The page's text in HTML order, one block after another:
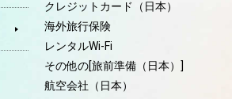
クレジットカード（日本）
海外旅行保険
レンタルWi-Fi
その他の[旅前準備（日本）]
航空会社（日本）